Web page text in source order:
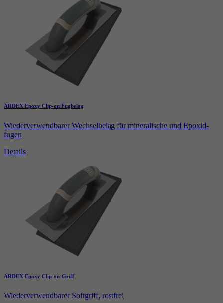
ARDEX Epoxy Clip-on Fugbelag
Wiederverwendbarer Wechselbelag für mineralische und Epoxid-
fugen
Details
ARDEX Epoxy Clip-on-Griff
Wiederverwendbarer Softgriff, rostfrei